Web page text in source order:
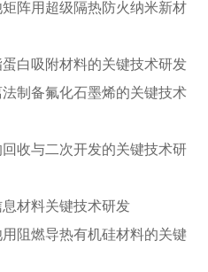
阵用超级隔热防火纳米新材
白吸附材料的关键技术研发
制备氟化石墨烯的关键技术
收与二次开发的关键技术研
息材料关键技术研发
阻燃导热有机硅材料的关键